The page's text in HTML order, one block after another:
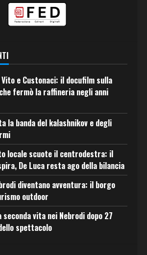
e Custonaci: il docufilm sulla
fermò la raffineria negli anni
la banda del kalashnikov e degli
locale scuote il centrodestra: il
De Luca resta ago della bilancia
diventano avventura: il borgo
outdoor
seconda vita nei Nebrodi dopo 27
spettacolo